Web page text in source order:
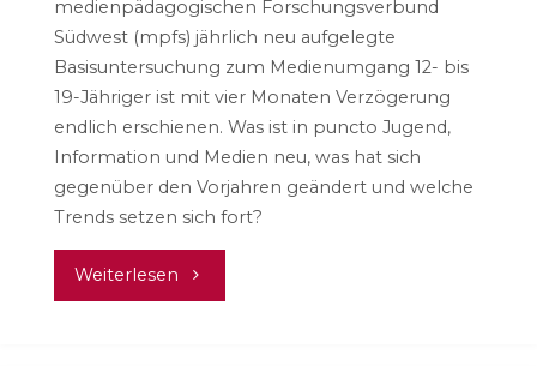
medienpädagogischen Forschungsverbund
Südwest (mpfs) jährlich neu aufgelegte
Basisuntersuchung zum Medienumgang 12- bis
19-Jähriger ist mit vier Monaten Verzögerung
endlich erschienen. Was ist in puncto Jugend,
Information und Medien neu, was hat sich
gegenüber den Vorjahren geändert und welche
Trends setzen sich fort?
Weiterlesen "JIM